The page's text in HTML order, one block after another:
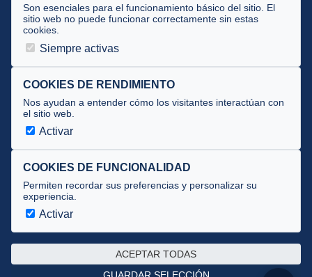
Tecnificación
JUECES Y OFICIALES
Documentos
Cursos
Circulares oficiales
Convocatorias y Equipaciones
Av. José Atarés 101, semisótano. 50018 Zaragoza
Privacidad · Cookies
Son esenciales para el funcionamiento básico del sitio. El
sitio web no puede funcionar correctamente sin estas
cookies.
Siempre activas
COOKIES DE RENDIMIENTO
Nos ayudan a entender cómo los visitantes interactúan con
el sitio web.
Activar
COOKIES DE FUNCIONALIDAD
Permiten recordar sus preferencias y personalizar su
experiencia.
Activar
ACEPTAR TODAS